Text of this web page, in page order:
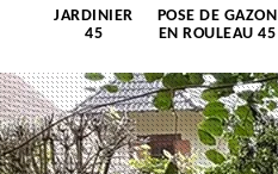
JARDINIER
45
POSE DE GAZON
EN ROULEAU 45